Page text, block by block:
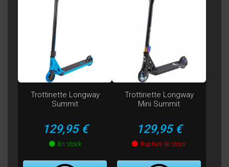
Trottinette Longway
Summit
Prix
129,95 €
En stock
Trottinette Longway
Mini Summit
Prix
129,95 €
Rupture de stock